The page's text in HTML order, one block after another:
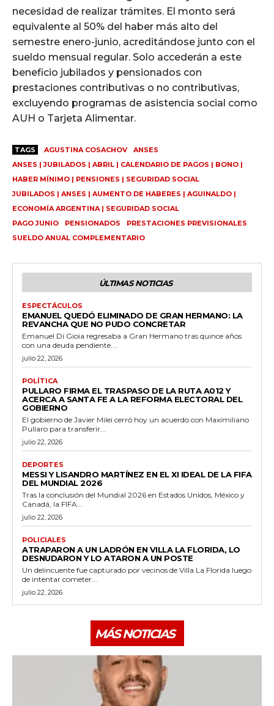
necesidad de realizar trámites. El monto será
equivalente al 50% del haber más alto del
semestre enero-junio, acreditándose junto con el
sueldo mensual regular. Solo accederán a este
beneficio jubilados y pensionados con
prestaciones contributivas o no contributivas,
excluyendo programas de asistencia social como
AUH o Tarjeta Alimentar.
TAGS AGUSTINA COSACHOV
ANSES
ANSES | JUBILADOS | ABRIL | CALENDARIO DE PAGOS | BONO |
HABER MÍNIMO | PENSIONES | SEGURIDAD SOCIAL
JUBILADOS | ANSES | AUMENTO DE HABERES | AGUINALDO |
ECONOMÍA ARGENTINA | SEGURIDAD SOCIAL
PAGO JUNIO
PENSIONADOS
PRESTACIONES PREVISIONALES
SUELDO ANUAL COMPLEMENTARIO
ÚLTIMAS NOTICIAS
ESPECTÁCULOS
EMANUEL QUEDÓ ELIMINADO DE GRAN HERMANO: LA
REVANCHA QUE NO PUDO CONCRETAR
Emanuel Di Gioia regresaba a Gran Hermano tras quince años
con una deuda pendiente....
julio 22, 2026
POLÍTICA
PULLARO FIRMA EL TRASPASO DE LA RUTA A012 Y
ACERCA A SANTA FE A LA REFORMA ELECTORAL DEL
GOBIERNO
El gobierno de Javier Milei cerró hoy un acuerdo con Maximiliano
Pullaro para transferir...
julio 22, 2026
DEPORTES
MESSI Y LISANDRO MARTÍNEZ EN EL XI IDEAL DE LA FIFA
DEL MUNDIAL 2026
Tras la conclusión del Mundial 2026 en Estados Unidos, México y
Canadá, la FIFA...
julio 22, 2026
POLICIALES
ATRAPARON A UN LADRÓN EN VILLA LA FLORIDA, LO
DESNUDARON Y LO ATARON A UN POSTE
Un delincuente fue capturado por vecinos de Villa La Florida luego
de intentar cometer...
julio 22, 2026
MÁS NOTICIAS